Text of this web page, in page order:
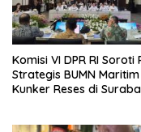
Komisi VI DPR RI Soroti
Strategis BUMN
Kunker Reses di